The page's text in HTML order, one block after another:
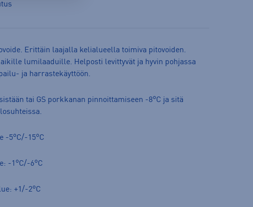
Erittäin laajalla kelialueella toimiva pitovoiden.
lumilaaduille. Helposti levittyvät ja hyvin pohjassa
ja harrastekäyttöön.
tai GS porkkanan pinnoittamiseen -8°C ja sitä
-5°C/-15°C
-1°C/-6°C
+1/-2°C